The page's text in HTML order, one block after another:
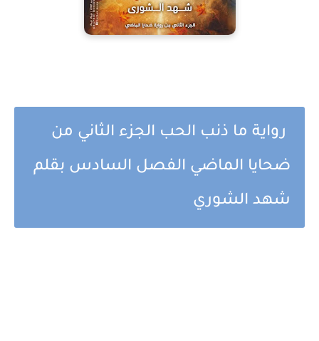
رواية ما ذنب الحب الجزء الثاني من
ضحايا الماضي الفصل السادس بقلم
شهد الشوري